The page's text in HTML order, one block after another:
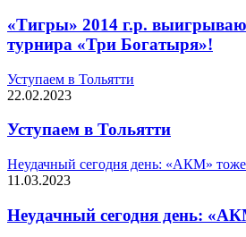
«Тигры» 2014 г.р.
турнира «Три Богатыря»!
Уступаем в Тольятти
22.02.2023
Уступаем в Тольятти
Неудачный сегодня день: «АКМ»
11.03.2023
Неудачный сегодня день: